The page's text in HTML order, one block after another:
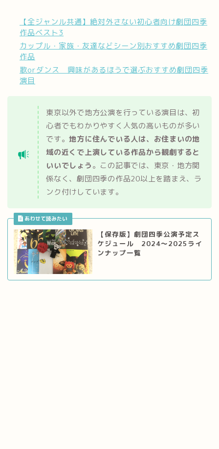
【全ジャンル共通】絶対外さない初心者向け劇団四季
作品ベスト3
カップル・家族・友達などシーン別おすすめ劇団四季
作品
歌orダンス 興味があるほうで選ぶおすすめ劇団四季
演目
東京以外で地方公演を行っている演目は、初
心者でもわかりやすく人気の高いものが多い
です。地方に住んでいる人は、お住まいの地
域の近くで上演している作品から観劇すると
いいでしょう。この記事では、東京・地方関
係なく、劇団四季の作品20以上を踏まえ、ラ
ンク付けしています。
【保存版】劇団四季公演予定ス
ケジュール 2024～2025ライ
ンナップ一覧